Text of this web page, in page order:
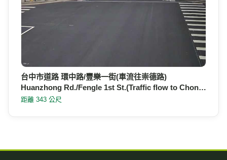
台中市道路 環中路/豐樂一街(車流往崇德路)
Huanzhong Rd./Fengle 1st St.(Traffic flow to Chon…
距離 343 公尺